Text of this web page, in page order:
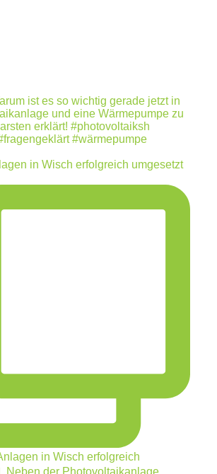
in Wisch erfolgreich umgesetzt